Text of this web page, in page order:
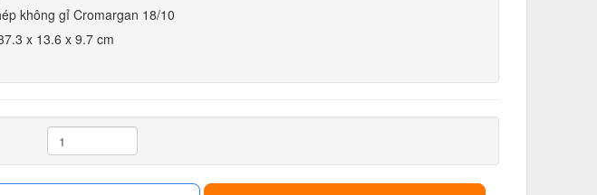
không gỉ Cromargan 18/10
x 13.6 x 9.7 cm